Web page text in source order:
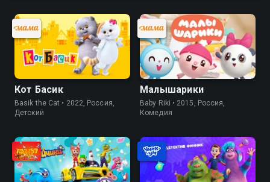
Кот Басик
Basik the Cat • 2022, Россия,
Детский
Малышарики
Baby Riki • 2015, Россия,
Комедия